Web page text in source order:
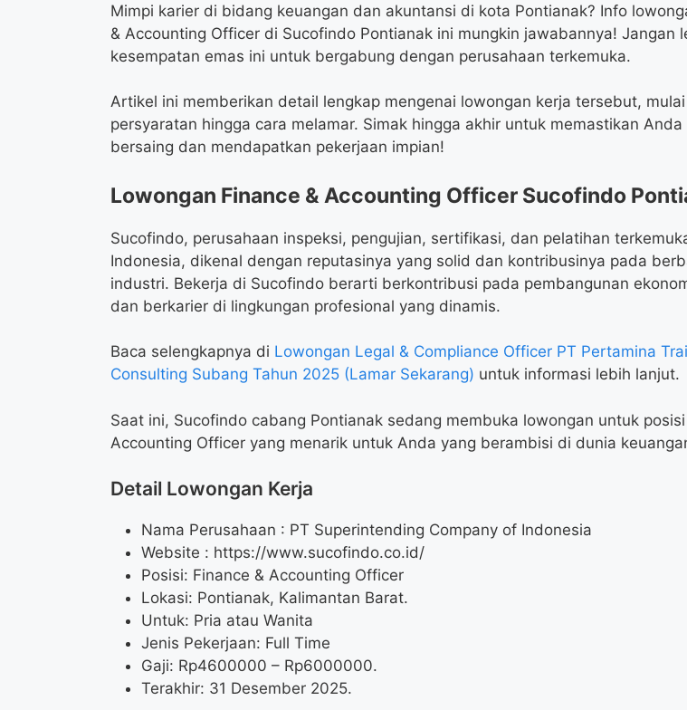
Mimpi karier di bidang keuangan dan akuntansi di kota Pontianak? Info
& Accounting Officer di Sucofindo Pontianak ini mungkin jawabannya! Jangan
kesempatan emas ini untuk bergabung dengan perusahaan terkemuka.
Artikel ini memberikan detail lengkap mengenai lowongan kerja tersebut,
persyaratan hingga cara melamar. Simak hingga akhir untuk memastikan Anda
bersaing dan mendapatkan pekerjaan impian!
Lowongan Finance & Accounting Officer Sucofindo
Sucofindo, perusahaan inspeksi, pengujian, sertifikasi, dan pelatihan
Indonesia, dikenal dengan reputasinya yang solid dan kontribusinya pada
industri. Bekerja di Sucofindo berarti berkontribusi pada pembangunan
dan berkarier di lingkungan profesional yang dinamis.
Baca selengkapnya di Lowongan Legal & Compliance Officer PT Pertamina
Consulting Subang Tahun 2025 (Lamar Sekarang) untuk informasi lebih lanjut.
Saat ini, Sucofindo cabang Pontianak sedang membuka lowongan untuk posisi
Accounting Officer yang menarik untuk Anda yang berambisi di dunia
Detail Lowongan Kerja
Nama Perusahaan : PT Superintending Company of Indonesia
Website : https://www.sucofindo.co.id/
Posisi: Finance & Accounting Officer
Lokasi: Pontianak, Kalimantan Barat.
Untuk: Pria atau Wanita
Jenis Pekerjaan: Full Time
Gaji: Rp4600000 – Rp6000000.
Terakhir: 31 Desember 2025.